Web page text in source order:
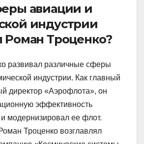
авиации и
индустрии
Роман Троценко?
развивал различные сферы
индустрии. Как главный
директор «Аэрофлота», он
эффективность
модернизировал ее флот.
Троценко возглавлял